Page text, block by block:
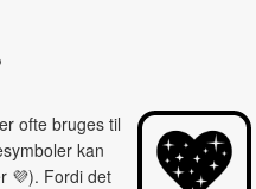
ofte bruges til
kan
💜). Fordi det